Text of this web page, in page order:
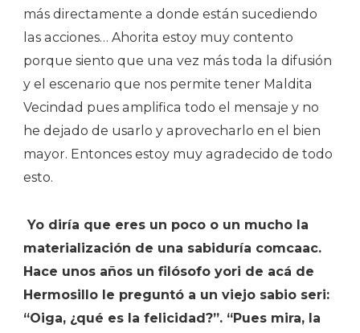
más directamente a donde están sucediendo
las acciones… Ahorita estoy muy contento
porque siento que una vez más toda la difusión
y el escenario que nos permite tener Maldita
Vecindad pues amplifica todo el mensaje y no
he dejado de usarlo y aprovecharlo en el bien
mayor. Entonces estoy muy agradecido de todo
esto.
Yo diría que eres un poco o un mucho la
materialización de una sabiduría comcaac.
Hace unos años un filósofo yori de acá de
Hermosillo le preguntó a un viejo sabio seri:
“Oiga, ¿qué es la felicidad?”. “Pues mira, la